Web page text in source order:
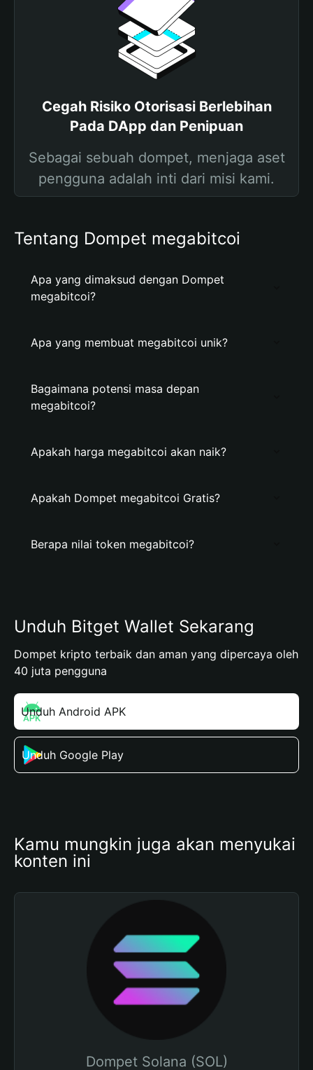
Cegah Risiko Otorisasi Berlebihan
Pada DApp dan Penipuan
Sebagai sebuah dompet, menjaga aset
pengguna adalah inti dari misi kami.
Tentang Dompet megabitcoi
Apa yang dimaksud dengan Dompet
megabitcoi?
Apa yang membuat megabitcoi unik?
Bagaimana potensi masa depan
megabitcoi?
Apakah harga megabitcoi akan naik?
Apakah Dompet megabitcoi Gratis?
Berapa nilai token megabitcoi?
Unduh Bitget Wallet Sekarang
Dompet kripto terbaik dan aman yang dipercaya oleh
40 juta pengguna
Unduh Android APK
Unduh Google Play
Kamu mungkin juga akan menyukai
konten ini
Dompet Solana (SOL)